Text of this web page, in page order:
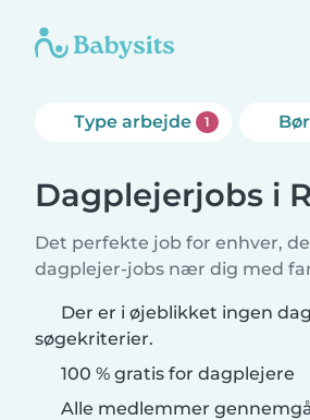
Type arbejde 1
Dagplejerjobs i
Det perfekte job for enhver,
dagplejer-jobs nær dig med
Der er i øjeblikket ingen
søgekriterier.
100 % gratis for dagplejere
Alle medlemmer